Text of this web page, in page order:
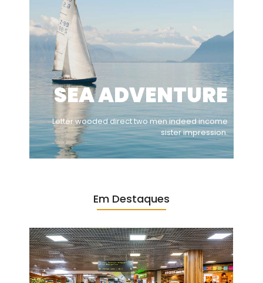
SEA ADVENTURE
Letter wooded direct two men indeed income
sister impression.
Em Destaques